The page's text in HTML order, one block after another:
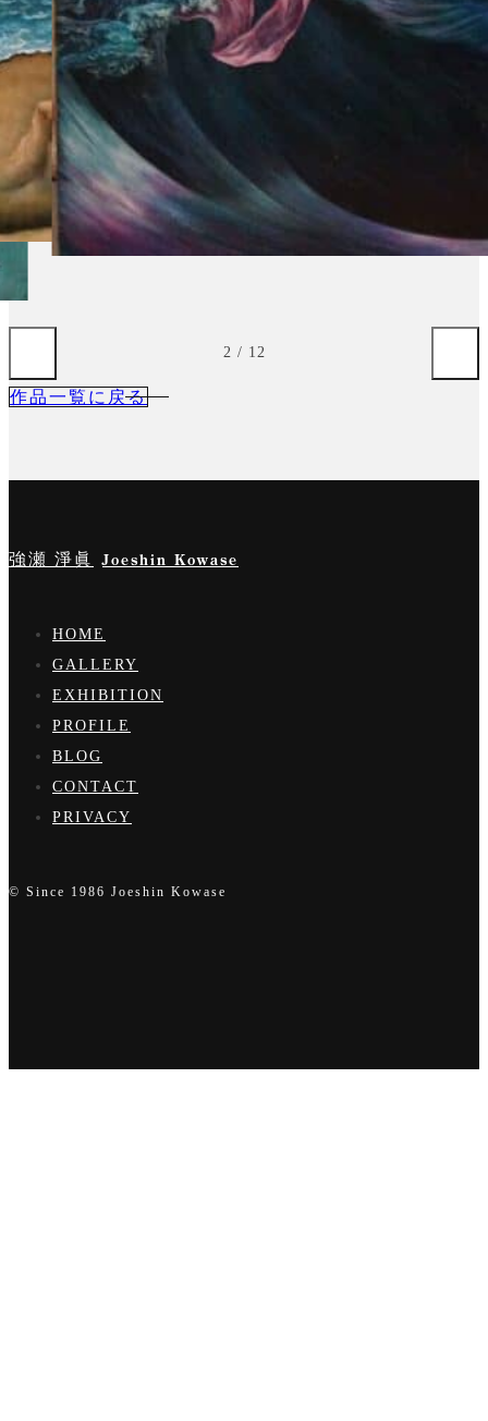
3 / 12
作品一覧に戻る
強瀬 淨眞 Joeshin Kowase
HOME
GALLERY
EXHIBITION
PROFILE
BLOG
CONTACT
PRIVACY
© Since 1986 Joeshin Kowase